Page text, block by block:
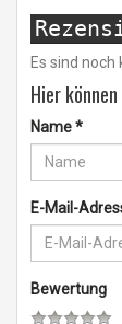
Es sind
Hier
Name*
E-Mail-
Bewertung